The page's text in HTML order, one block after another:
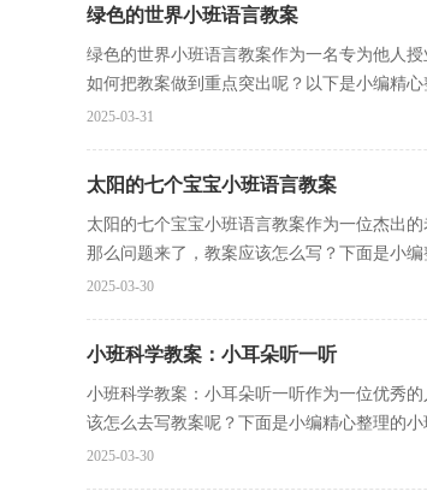
绿色的世界小班语言教案
绿色的世界小班语言教案作为一名专为他人
如何把教案做到重点突出呢？以下是小编精
2025-03-31
太阳的七个宝宝小班语言教案
太阳的七个宝宝小班语言教案作为一位杰出
那么问题来了，教案应该怎么写？下面是小
2025-03-30
小班科学教案：小耳朵听一听
小班科学教案：小耳朵听一听作为一位优秀
该怎么去写教案呢？下面是小编精心整理的
2025-03-30